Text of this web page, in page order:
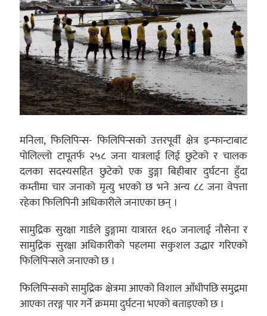
मनिला, फिलिपिन्स- फिलिपिन्सको उत्तरपूर्वी क्षेत्र इन्फान्टाबाट
पोलिल्लो टापूतर्फ २५८ जना यात्रलाई लिई छुटेको र चालक
दलका सदस्यसहित छुटेको एक डुङ्गा बिहीबार दुर्घटना हुँदा
कम्तीमा चार जनाको मृत्यु भएको छ भने अन्य ८८ जना वेपत्ता
रहेका फिलिपिनी अधिकारीले जनाएका छन् ।
सामुद्रिक सुरक्षा गार्डले डुङ्गामा यात्रारत १६० जनालाई नौसेना र
सामुद्रिक सुरक्षा अधिकारीको पहलमा सकुशल उद्धार गरिएको
फिलिपिन्सले जनाएको छ ।
फिलिपिन्सको सामुद्रिक क्षेत्रमा आएको विशाल आँधीपछि समुद्रमा
आएका तरङ्ग पार गर्ने क्रममा दुर्घटना भएको बताइएको छ ।